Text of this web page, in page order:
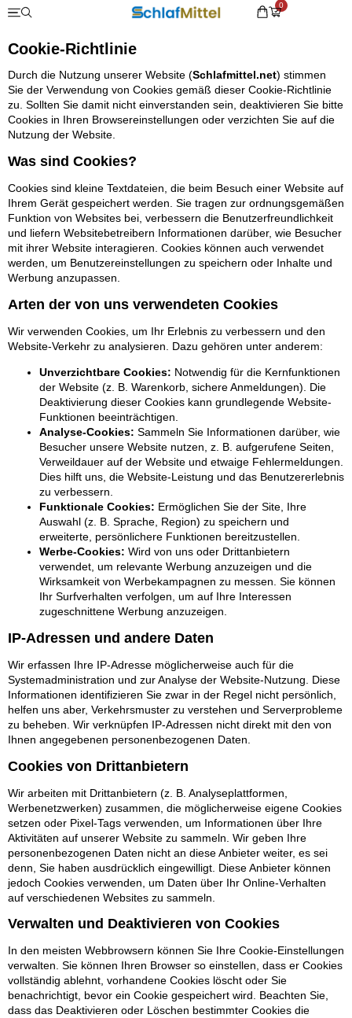
0
Cookie-Richtlinie
Durch die Nutzung unserer Website (Schlafmittel.net) stimmen
Sie der Verwendung von Cookies gemäß dieser Cookie-Richtlinie
zu. Sollten Sie damit nicht einverstanden sein, deaktivieren Sie bitte
Cookies in Ihren Browsereinstellungen oder verzichten Sie auf die
Nutzung der Website.
Was sind Cookies?
Cookies sind kleine Textdateien, die beim Besuch einer Website auf
Ihrem Gerät gespeichert werden. Sie tragen zur ordnungsgemäßen
Funktion von Websites bei, verbessern die Benutzerfreundlichkeit
und liefern Websitebetreibern Informationen darüber, wie Besucher
mit ihrer Website interagieren. Cookies können auch verwendet
werden, um Benutzereinstellungen zu speichern oder Inhalte und
Werbung anzupassen.
Arten der von uns verwendeten Cookies
Wir verwenden Cookies, um Ihr Erlebnis zu verbessern und den
Website-Verkehr zu analysieren. Dazu gehören unter anderem:
Unverzichtbare Cookies: Notwendig für die Kernfunktionen
der Website (z. B. Warenkorb, sichere Anmeldungen). Die
Deaktivierung dieser Cookies kann grundlegende Website-
Funktionen beeinträchtigen.
Analyse-Cookies: Sammeln Sie Informationen darüber, wie
Besucher unsere Website nutzen, z. B. aufgerufene Seiten,
Verweildauer auf der Website und etwaige Fehlermeldungen.
Dies hilft uns, die Website-Leistung und das Benutzererlebnis
zu verbessern.
Funktionale Cookies: Ermöglichen Sie der Site, Ihre
Auswahl (z. B. Sprache, Region) zu speichern und
erweiterte, persönlichere Funktionen bereitzustellen.
Werbe-Cookies: Wird von uns oder Drittanbietern
verwendet, um relevante Werbung anzuzeigen und die
Wirksamkeit von Werbekampagnen zu messen. Sie können
Ihr Surfverhalten verfolgen, um auf Ihre Interessen
zugeschnittene Werbung anzuzeigen.
IP-Adressen und andere Daten
Wir erfassen Ihre IP-Adresse möglicherweise auch für die
Systemadministration und zur Analyse der Website-Nutzung. Diese
Informationen identifizieren Sie zwar in der Regel nicht persönlich,
helfen uns aber, Verkehrsmuster zu verstehen und Serverprobleme
zu beheben. Wir verknüpfen IP-Adressen nicht direkt mit den von
Ihnen angegebenen personenbezogenen Daten.
Cookies von Drittanbietern
Wir arbeiten mit Drittanbietern (z. B. Analyseplattformen,
Werbenetzwerken) zusammen, die möglicherweise eigene Cookies
setzen oder Pixel-Tags verwenden, um Informationen über Ihre
Aktivitäten auf unserer Website zu sammeln. Wir geben Ihre
personenbezogenen Daten nicht an diese Anbieter weiter, es sei
denn, Sie haben ausdrücklich eingewilligt. Diese Anbieter können
jedoch Cookies verwenden, um Daten über Ihr Online-Verhalten
auf verschiedenen Websites zu sammeln.
Verwalten und Deaktivieren von Cookies
In den meisten Webbrowsern können Sie Ihre Cookie-Einstellungen
verwalten. Sie können Ihren Browser so einstellen, dass er Cookies
vollständig ablehnt, vorhandene Cookies löscht oder Sie
benachrichtigt, bevor ein Cookie gespeichert wird. Beachten Sie,
dass das Deaktivieren oder Löschen bestimmter Cookies die